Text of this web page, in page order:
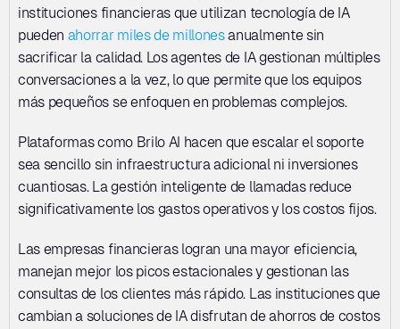
instituciones financieras que utilizan tecnología de IA
pueden ahorrar miles de millones anualmente sin
sacrificar la calidad. Los agentes de IA gestionan múltiples
conversaciones a la vez, lo que permite que los equipos
más pequeños se enfoquen en problemas complejos.
Plataformas como Brilo AI hacen que escalar el soporte
sea sencillo sin infraestructura adicional ni inversiones
cuantiosas. La gestión inteligente de llamadas reduce
significativamente los gastos operativos y los costos fijos.
Las empresas financieras logran una mayor eficiencia,
manejan mejor los picos estacionales y gestionan las
consultas de los clientes más rápido. Las instituciones que
cambian a soluciones de IA disfrutan de ahorros de costos